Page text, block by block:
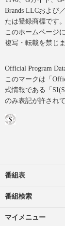
Brands LLCおよび
たは登録商標です。
このホームページ
複写・転載を禁じま
Official Program
このマークは「
式情報である「
のみ表記が許され
番組表
番組検索
マイメニュー